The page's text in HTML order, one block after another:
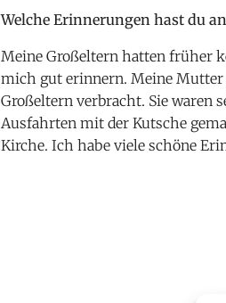
Welche Erinnerungen hast du
Meine Großeltern hatten früher
mich gut erinnern. Meine
Großeltern verbracht. Sie waren
Ausfahrten mit der Kutsche
Kirche. Ich habe viele schöne